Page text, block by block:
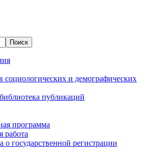
и демографических
публикаций
программа
работа
о государственной регистрации